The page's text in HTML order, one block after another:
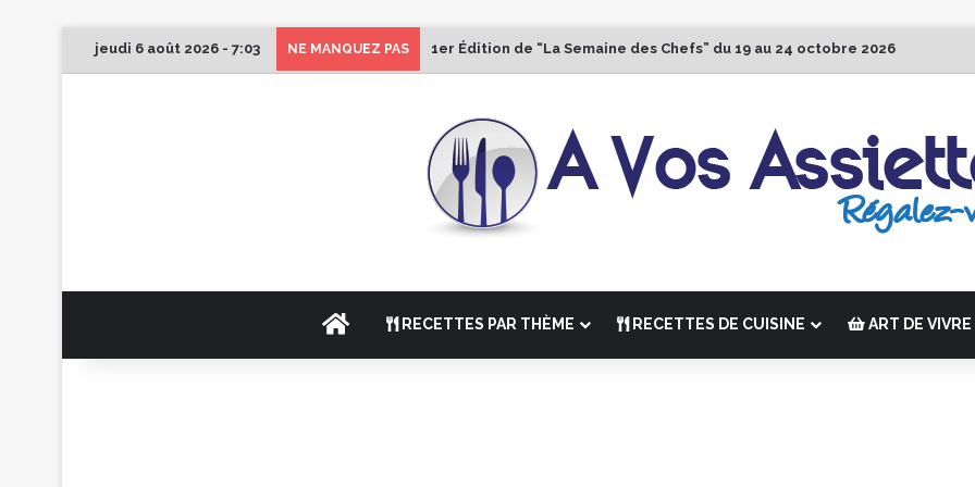
jeudi 6 août 2026 - 7:03 NE MANQUEZ PAS 1er Édition de “La Semaine des Chefs” du 19 au 24 octobre 2026
ACCUEILRECETTES PAR THÈME RECETTES DE CUISINE ART DE VIVRE